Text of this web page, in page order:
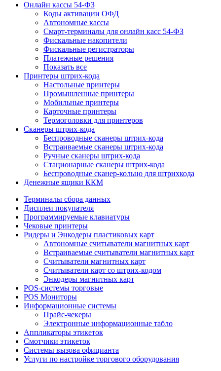
Онлайн кассы 54-ФЗ
Коды активации ОФД
Автономные кассы
Смарт-терминалы для онлайн касс 54-ФЗ
Фискальные накопители
Фискальные регистраторы
Платежные решения
Показать все
Принтеры штрих-кода
Настольные принтеры
Промышленные принтеры
Мобильные принтеры
Карточные принтеры
Термоголовки для принтеров
Сканеры штрих-кода
Беспроводные сканеры штрих-кода
Встраиваемые сканеры штрих-кода
Ручные сканеры штрих-кода
Стационарные сканеры штрих-кода
Беспроводные сканер-кольцо для штрихкода
Денежные ящики ККМ
Терминалы сбора данных
Дисплеи покупателя
Программируемые клавиатуры
Чековые принтеры
Ридеры и Энкодеры пластиковых карт
Автономные считыватели магнитных карт
Встраиваемые считыватели магнитных карт
Считыватели магнитных карт
Считыватели карт со штрих-кодом
Энкодеры магнитных карт
POS-системы торговые
POS Мониторы
Информационные системы
Прайс-чекеры
Электронные информационные табло
Аппликаторы этикеток
Смотчики этикеток
Системы вызова официанта
Услуги по настройке торгового оборудования